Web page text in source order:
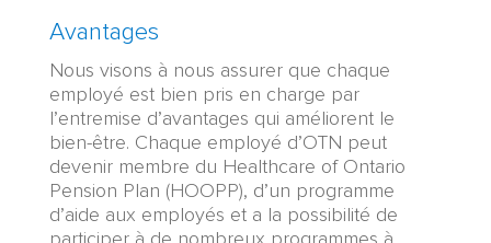
Avantages
Nous visons à nous assurer que chaque
employé est bien pris en charge par
l’entremise d’avantages qui améliorent le
bien-être. Chaque employé d’OTN peut
devenir membre du Healthcare of Ontario
Pension Plan (HOOPP), d’un programme
d’aide aux employés et a la possibilité de